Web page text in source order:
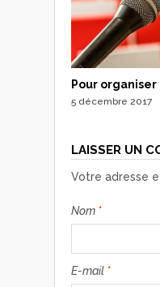
Pour
5 décembre 2017
LAISSER UN
Votre adresse
Nom *
E-mail *